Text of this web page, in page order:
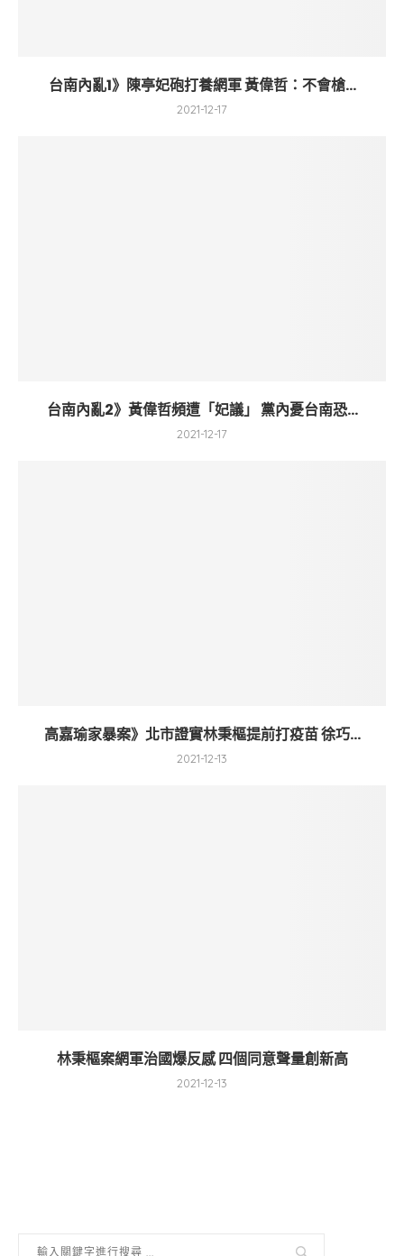
台南內亂1》陳亭妃砲打養網軍 黃偉哲：不會槍...
2021-12-17
台南內亂2》黃偉哲頻遭「妃議」 黨內憂台南恐...
2021-12-17
高嘉瑜家暴案》北市證實林秉樞提前打疫苗 徐巧...
2021-12-13
林秉樞案網軍治國爆反感 四個同意聲量創新高
2021-12-13